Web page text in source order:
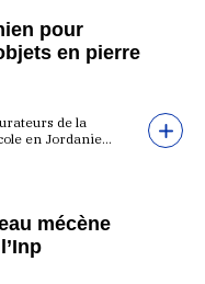
pour
en pierre
de la
en Jordanie…
mécène